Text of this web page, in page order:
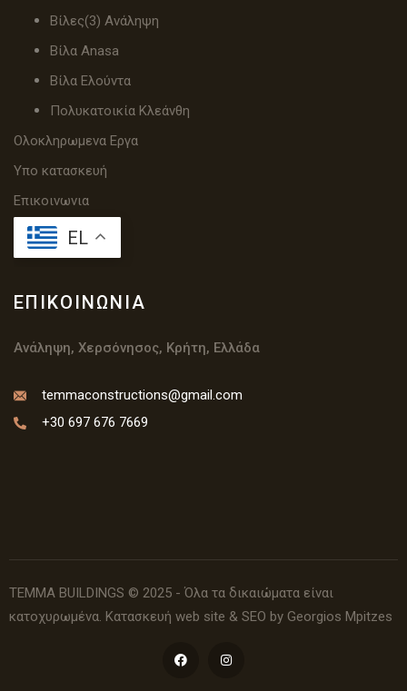
Βίλες(3) Ανάληψη
Βίλα Anasa
Βίλα Ελούντα
Πολυκατοικία Κλεάνθη
Ολοκληρωμενα Εργα
Υπο κατασκευή
Επικοινωνια
EL
ΕΠΙΚΟΙΝΩΝΊΑ
Ανάληψη, Χερσόνησος, Κρήτη, Ελλάδα
temmaconstructions@gmail.com
+30 697 676 7669
TEMMA BUILDINGS © 2025 - Όλα τα δικαιώματα είναι
κατοχυρωμένα. Κατασκευή web site & SEO by Georgios Mpitzes